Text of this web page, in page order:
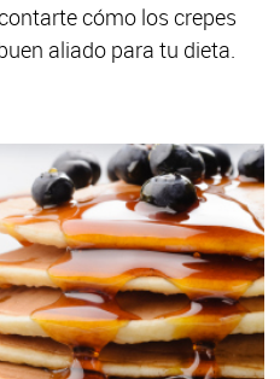
cómo los crepes
aliado para tu dieta.